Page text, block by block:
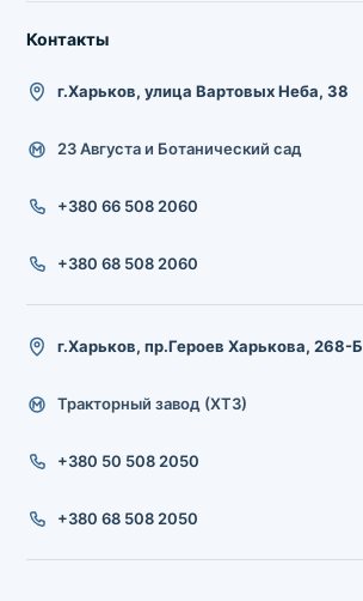
Контакты
г.Харьков, улица Вартовых Неба, 38
23 Августа и Ботанический сад
+380 66 508 2060
+380 68 508 2060
г.Харьков, пр.Героев Харькова, 268-Б
Тракторный завод (ХТЗ)
+380 50 508 2050
+380 68 508 2050